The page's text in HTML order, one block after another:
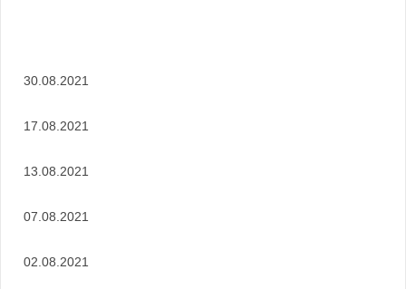
30.08.2021
17.08.2021
13.08.2021
07.08.2021
02.08.2021